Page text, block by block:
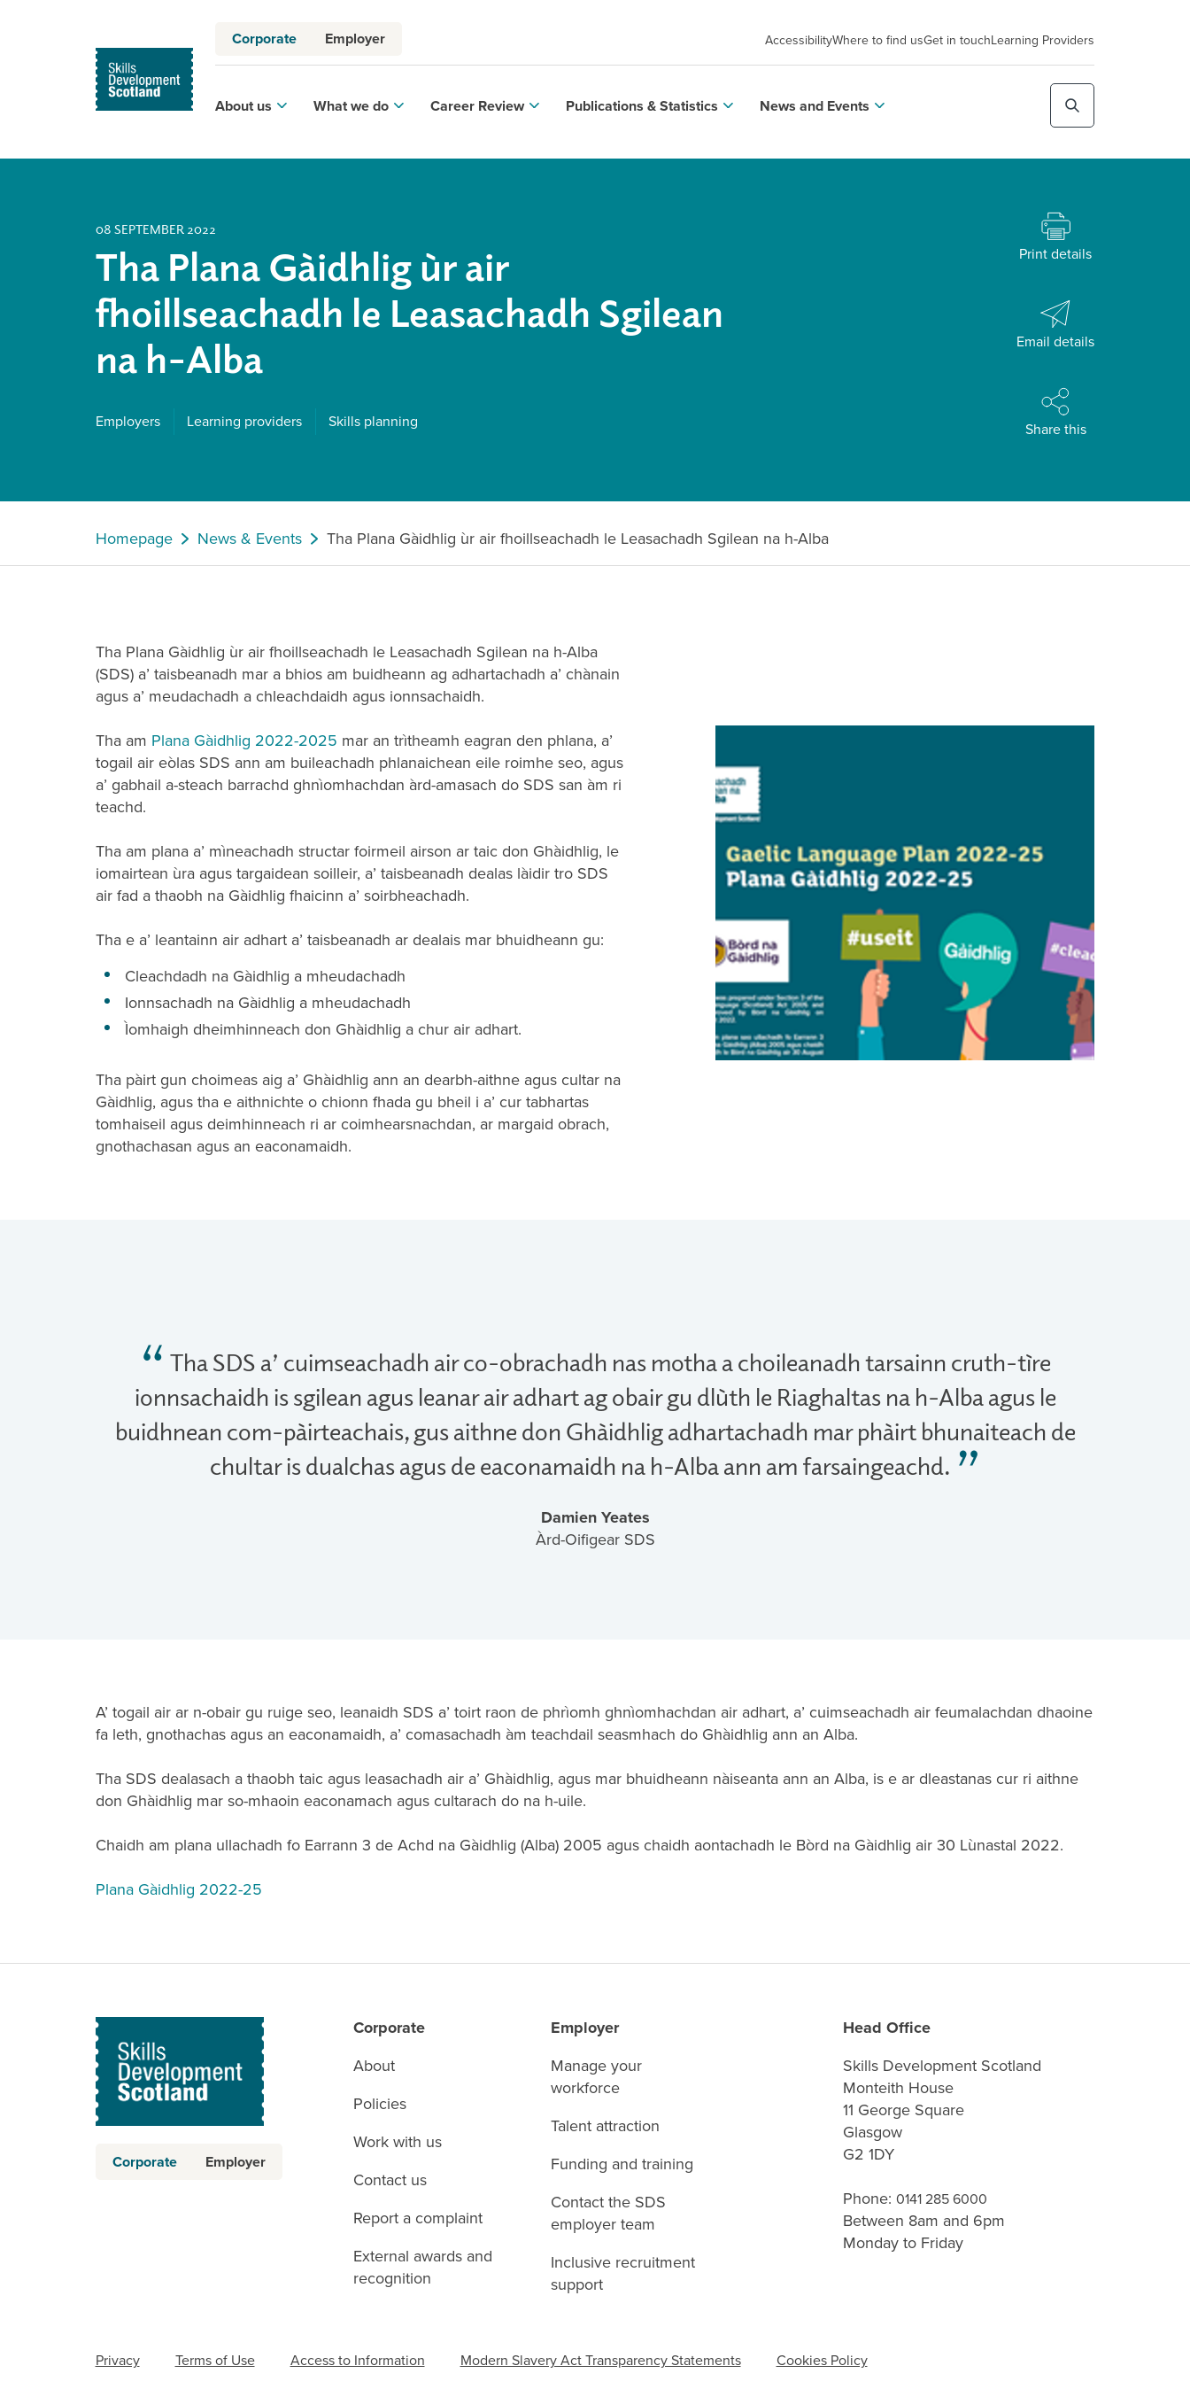
Corporate Employer AccessibilityWhere to find usGet in touchLearning Providers
About us What we do Career Review Publications & Statistics News and Events
08 SEPTEMBER 2022
Tha Plana Gàidhlig ùr air
fhoillseachadh le Leasachadh Sgilean
na h-Alba
Employers Learning providers Skills planning
Print details
Email details
Share this
Homepage News & Events Tha Plana Gàidhlig ùr air fhoillseachadh le Leasachadh Sgilean na h-Alba
Tha Plana Gàidhlig ùr air fhoillseachadh le Leasachadh Sgilean na h-Alba
(SDS) a’ taisbeanadh mar a bhios am buidheann ag adhartachadh a’ chànain
agus a’ meudachadh a chleachdaidh agus ionnsachaidh.
Tha am Plana Gàidhlig 2022-2025 mar an trìtheamh eagran den phlana, a’
togail air eòlas SDS ann am buileachadh phlanaichean eile roimhe seo, agus
a’ gabhail a-steach barrachd ghnìomhachdan àrd-amasach do SDS san àm ri
teachd.
Tha am plana a’ mìneachadh structar foirmeil airson ar taic don Ghàidhlig, le
iomairtean ùra agus targaidean soilleir, a’ taisbeanadh dealas làidir tro SDS
air fad a thaobh na Gàidhlig fhaicinn a’ soirbheachadh.
Tha e a’ leantainn air adhart a’ taisbeanadh ar dealais mar bhuidheann gu:
Cleachdadh na Gàidhlig a mheudachadh
Ionnsachadh na Gàidhlig a mheudachadh
Ìomhaigh dheimhinneach don Ghàidhlig a chur air adhart.
Tha pàirt gun choimeas aig a’ Ghàidhlig ann an dearbh-aithne agus cultar na
Gàidhlig, agus tha e aithnichte o chionn fhada gu bheil i a’ cur tabhartas
tomhaiseil agus deimhinneach ri ar coimhearsnachdan, ar margaid obrach,
gnothachasan agus an eaconamaidh.
Tha SDS a’ cuimseachadh air co-obrachadh nas motha a choileanadh tarsainn cruth-tìre
ionnsachaidh is sgilean agus leanar air adhart ag obair gu dlùth le Riaghaltas na h-Alba agus le
buidhnean com-pàirteachais, gus aithne don Ghàidhlig adhartachadh mar phàirt bhunaiteach de
chultar is dualchas agus de eaconamaidh na h-Alba ann am farsaingeachd.
Damien Yeates
Àrd-Oifigear SDS
A’ togail air ar n-obair gu ruige seo, leanaidh SDS a’ toirt raon de phrìomh ghnìomhachdan air adhart, a’ cuimseachadh air feumalachdan dhaoine
fa leth, gnothachas agus an eaconamaidh, a’ comasachadh àm teachdail seasmhach do Ghàidhlig ann an Alba.
Tha SDS dealasach a thaobh taic agus leasachadh air a’ Ghàidhlig, agus mar bhuidheann nàiseanta ann an Alba, is e ar dleastanas cur ri aithne
don Ghàidhlig mar so-mhaoin eaconamach agus cultarach do na h-uile.
Chaidh am plana ullachadh fo Earrann 3 de Achd na Gàidhlig (Alba) 2005 agus chaidh aontachadh le Bòrd na Gàidhlig air 30 Lùnastal 2022.
Plana Gàidhlig 2022-25
Corporate Employer
Corporate
About
Policies
Work with us
Contact us
Report a complaint
External awards and
recognition
Employer
Manage your
workforce
Talent attraction
Funding and training
Contact the SDS
employer team
Inclusive recruitment
support
Head Office
Skills Development Scotland
Monteith House
11 George Square
Glasgow
G2 1DY
Phone:0141 285 6000
Between 8am and 6pm
Monday to Friday
Privacy Terms of Use Access to Information Modern Slavery Act Transparency Statements Cookies Policy